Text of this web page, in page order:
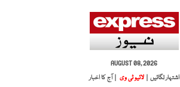
AUGUST 08, 2026
اشتہار لگائیں |
لائیو ٹی وی | آج کا اخبار